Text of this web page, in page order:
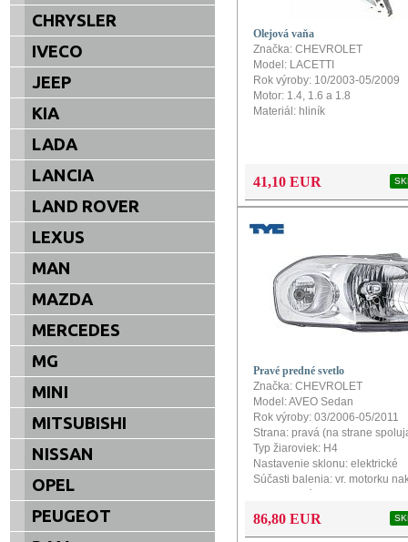
Olejová vaňa
Značka: CHEVROLET
Model: LACETTI
Rok výroby: 10/2003-05/2009
Motor: 1.4, 1.6 a 1.8
Materiál: hliník
41,10 EUR
Pravé predné svetlo
Značka: CHEVROLET
Model: AVEO Sedan
Rok výroby: 03/2006-05/2011
Strana: pravá (na strane
Typ žiaroviek: H4
Nastavenie sklonu: elektrické
Súčasti balenia: vr. motorku
86,80 EUR
CHRYSLER
IVECO
JEEP
KIA
LADA
LANCIA
LAND ROVER
LEXUS
MAN
MAZDA
MERCEDES
MG
MINI
MITSUBISHI
NISSAN
OPEL
PEUGEOT